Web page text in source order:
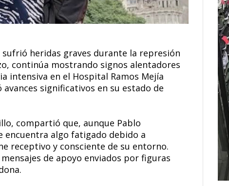
sufrió heridas graves durante la represión
continúa mostrando signos alentadores
intensiva en el Hospital Ramos Mejía
significativos en su estado de
compartió que, aunque Pablo
encuentra algo fatigado debido a
receptivo y consciente de su entorno.
de apoyo enviados por figuras